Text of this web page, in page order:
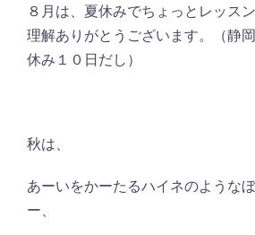
８月は、夏休みでちょっとレッス
理解ありがとうございます。（静
休み１０日だし）
秋は、
あーいをかーたるハイネのような
ー、